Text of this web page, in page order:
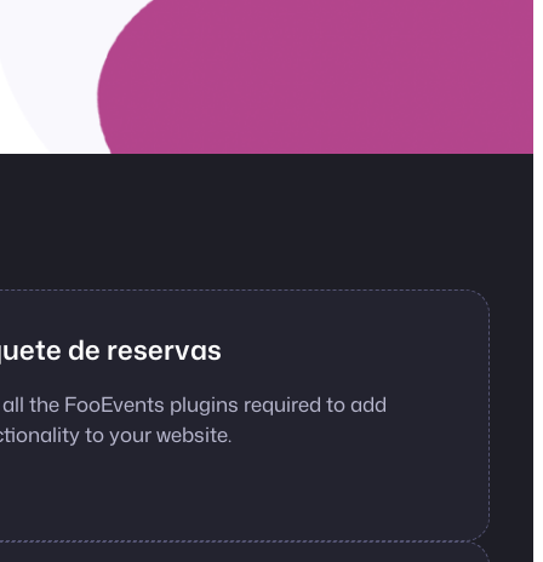
de reservas
the FooEvents plugins required to add
to your website.